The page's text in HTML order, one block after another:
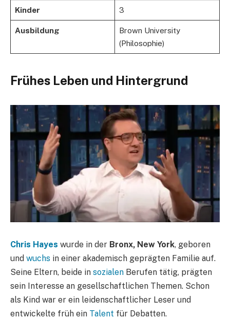
Kinder 3
Ausbildung
Brown University
(Philosophie)
Frühes Leben und Hintergrund
Chris Hayes wurde in der Bronx, New York, geboren
und wuchs in einer akademisch geprägten Familie auf.
Seine Eltern, beide in sozialen Berufen tätig, prägten
sein Interesse an gesellschaftlichen Themen. Schon
als Kind war er ein leidenschaftlicher Leser und
entwickelte früh ein Talent für Debatten.